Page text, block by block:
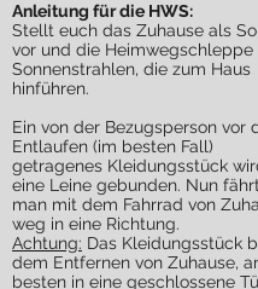
Anleitung für die HWS:
Stellt euch das Zuhause als
vor und die Heimwegschleppe
Sonnenstrahlen, die zum Haus
hinführen.
Ein von der Bezugsperson vor
Entlaufen (im besten Fall)
getragenes Kleidungsstück
eine Leine gebunden. Nun fährt
man mit dem Fahrrad von
weg in eine Richtung.
Achtung: Das Kleidungsstück
dem Entfernen von Zuhause,
besten in eine geschlossene